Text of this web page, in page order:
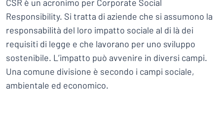
quello che stai cercando?
preventivo
Login
Servizio
clienti
Azienda
CSR è un acronimo per Corporate Social
Responsibility. Si tratta di aziende che si assumono la
responsabilità del loro impatto sociale al di là dei
requisiti di legge e che lavorano per uno sviluppo
sostenibile. L’impatto può avvenire in diversi campi.
Una comune divisione è secondo i campi sociale,
ambientale ed economico.